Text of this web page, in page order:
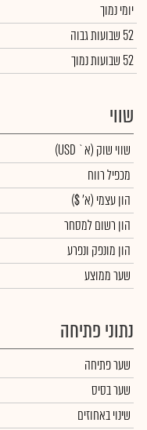
יומי נמוך
52 שבועות גבוה
52 שבועות נמוך
שווי
שווי שוק (א` USD)
מכפיל רווח
הון עצמי (א' $)
הון רשום למסחר
הון מונפק ונפרע
שער ממוצע
נתוני פתיחה
שער פתיחה
שער בסיס
שינוי באחוזים